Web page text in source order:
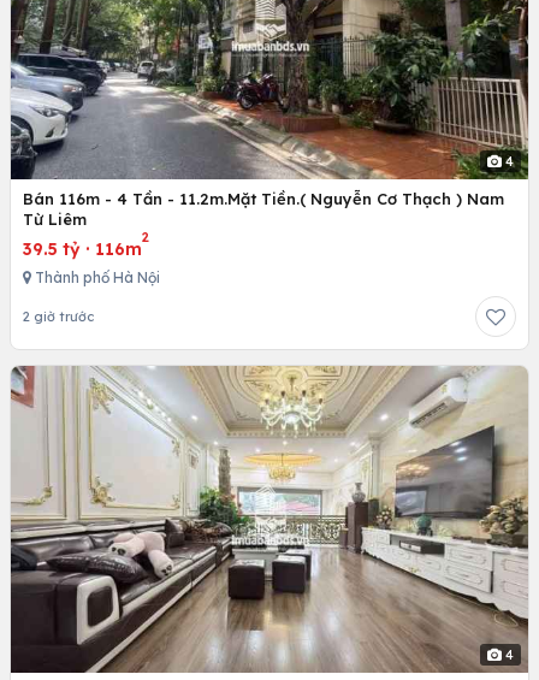
4
Bán 116m - 4 Tần - 11.2m.Mặt Tiền.( Nguyễn Cơ Thạch ) Nam
Từ Liêm
39.5 tỷ · 116m
2
Thành phố Hà Nội
2 giờ trước
4